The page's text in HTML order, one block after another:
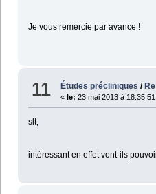
Je vous remercie par avance !
11 Études précliniques/
«le: 23 mai 2013 à
slt,
intéressant en effet vont-ils